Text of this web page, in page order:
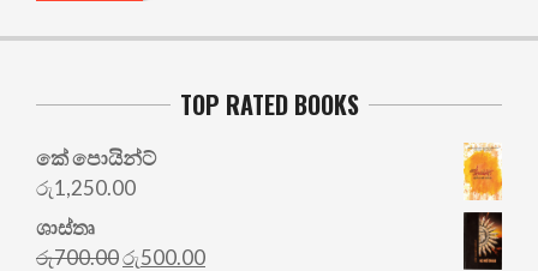
TOP RATED BOOKS
කේ පොයින්ට්
රු1,250.00
ශාස්තෘ
රු700.00Original
රු500.00Current